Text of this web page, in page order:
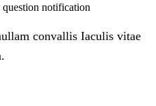
notification
convallis Iaculis vitae